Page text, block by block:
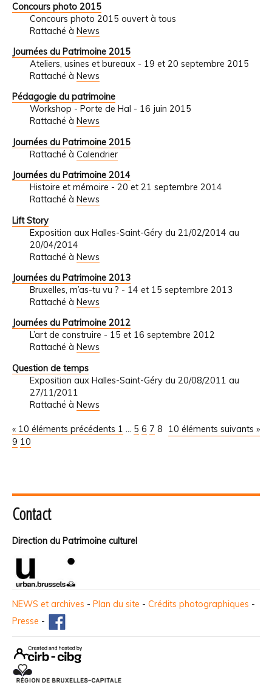
Concours photo 2015
Concours photo 2015 ouvert à tous
Rattaché à News
Journées du Patrimoine 2015
Ateliers, usines et bureaux - 19 et 20 septembre 2015
Rattaché à News
Pédagogie du patrimoine
Workshop - Porte de Hal - 16 juin 2015
Rattaché à News
Journées du Patrimoine 2015
Rattaché à Calendrier
Journées du Patrimoine 2014
Histoire et mémoire - 20 et 21 septembre 2014
Rattaché à News
Lift Story
Exposition aux Halles-Saint-Géry du 21/02/2014 au
20/04/2014
Rattaché à News
Journées du Patrimoine 2013
Bruxelles, m’as-tu vu ? - 14 et 15 septembre 2013
Rattaché à News
Journées du Patrimoine 2012
L’art de construire - 15 et 16 septembre 2012
Rattaché à News
Question de temps
Exposition aux Halles-Saint-Géry du 20/08/2011 au
27/11/2011
Rattaché à News
« 10 éléments précédents 10 éléments suivants »
1 ... 5 6 7 8
9 10
Contact
Direction du Patrimoine culturel
NEWS et archives - Plan du site - Crédits photographiques -
Presse -